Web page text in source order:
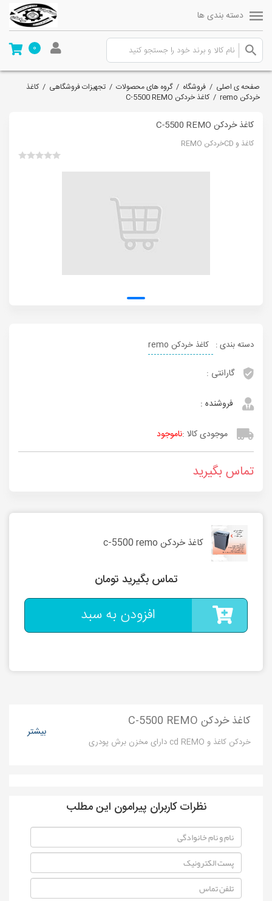
دسته بندی ها
0
صفحه ی اصلی / فروشگاه /گروه های محصولات / تجهیزات فروشگاهی /کاغذ
خردکن remo
/کاغذ خردکن C-5500 REMO
کاغذ خردکن C-5500 REMO
کاغذ و CDخردکن REMO
دسته بندی : کاغذ خردکن remo
گارانتی :
فروشنده :
موجودی کالا :ناموجود
تماس بگیرید
کاغذ خردکن c-5500 remo
تماس بگیرید تومان
افزودن به سبد
کاغذ خردکن C-5500 REMO
خردکن کاغذ و cd REMO دارای مخزن برش پودری
بیشتر
نظرات کاربران پیرامون این مطلب